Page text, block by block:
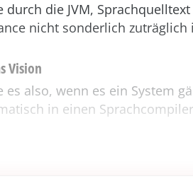
durch die JVM,
nicht sonderlich
Vision
es also, wenn es ein System
in einen